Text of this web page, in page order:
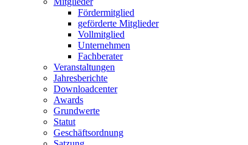
Fördermitglied
geförderte Mitglieder
Vollmitglied
Unternehmen
Fachberater
Veranstaltungen
Jahresberichte
Downloadcenter
Awards
Grundwerte
Statut
Geschäftsordnung